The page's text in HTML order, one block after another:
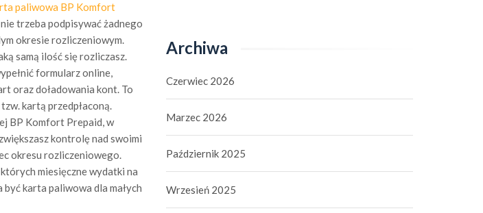
paliwowa BP Komfort
trzeba podpisywać żadnego
okresie rozliczeniowym.
samą ilość się rozliczasz.
formularz online,
oraz doładowania kont. To
kartą przedpłaconą.
BP Komfort Prepaid, w
kontrolę nad swoimi
okresu rozliczeniowego.
miesięczne wydatki na
karta paliwowa dla małych
Archiwa
Czerwiec 2026
Marzec 2026
Październik 2025
Wrzesień 2025